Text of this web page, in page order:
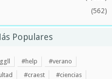
(562)
Populares
#help
#verano
#craest
#ciencias